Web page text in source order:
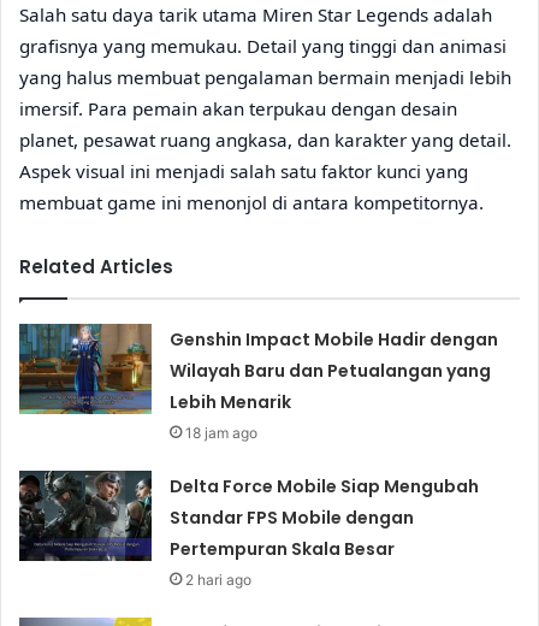
Salah satu daya tarik utama Miren Star Legends adalah
grafisnya yang memukau. Detail yang tinggi dan animasi
yang halus membuat pengalaman bermain menjadi lebih
imersif. Para pemain akan terpukau dengan desain
planet, pesawat ruang angkasa, dan karakter yang detail.
Aspek visual ini menjadi salah satu faktor kunci yang
membuat game ini menonjol di antara kompetitornya.
Related Articles
Genshin Impact Mobile Hadir dengan
Wilayah Baru dan Petualangan yang
Lebih Menarik
18 jam ago
Delta Force Mobile Siap Mengubah
Standar FPS Mobile dengan
Pertempuran Skala Besar
2 hari ago